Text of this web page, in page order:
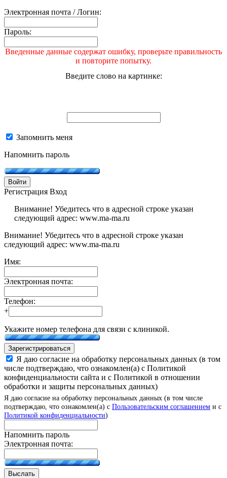
Электронная почта / Логин:
Пароль:
Введенные данные содержат ошибку, проверьте правильность
и повторите попытку.
Введите слово на картинке:
Запомнить меня
Напомнить пароль
Войти
Регистрация Вход
Внимание! Убедитесь что в адресной строке указан
следующий адрес: www.ma-ma.ru
Внимание! Убедитесь что в адресной строке указан
следующий адрес: www.ma-ma.ru
Имя:
Электронная почта:
Телефон:
+
Укажите номер телефона для связи с клиникой.
Зарегистрироваться
Я даю согласие на обработку персональных данных (в том
числе подтверждаю, что ознакомлен(а) с Политикой
конфиденциальности сайта и с Политикой в отношении
обработки и защиты персональных данных)
Я даю согласие на обработку персональных данных (в том числе
подтверждаю, что ознакомлен(а) с Пользовательским соглашением и с
Политикой конфиденциальности)
Напомнить пароль
Электронная почта:
Выслать